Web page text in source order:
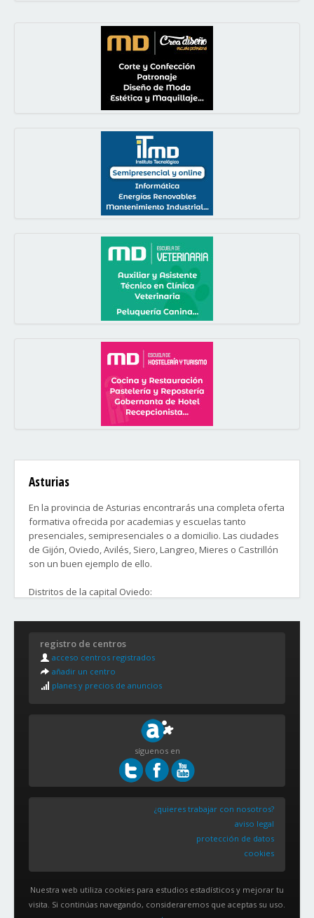
Asturias
En la provincia de Asturias encontrarás una completa oferta
formativa ofrecida por academias y escuelas tanto
presenciales, semipresenciales o a domicilio. Las ciudades
de Gijón, Oviedo, Avilés, Siero, Langreo, Mieres o Castrillón
son un buen ejemplo de ello.
Distritos de la capital Oviedo:
1. Centro y Casco Histórico
3. La Corredoria y Ventanielles
4. San Lázaro y Otero
5. El Cristo y Buenavista
6. Zona Rural 1
registro de centros
acceso centros registrados
añadir un centro
planes y precios de anuncios
síguenos en
¿quieres trabajar con nosotros?
aviso legal
protección de datos
cookies
Nuestra web utiliza cookies para estudios estadísticos y mejorar tu
visita. Si continúas navegando, consideraremos que aceptas su uso.